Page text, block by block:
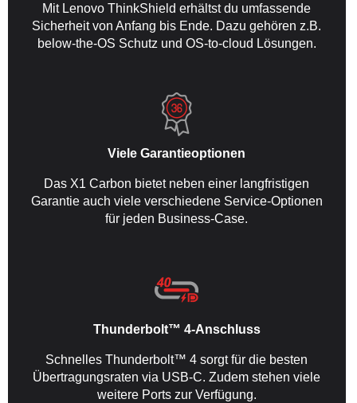
Mit Lenovo ThinkShield erhältst du umfassende
Sicherheit von Anfang bis Ende. Dazu gehören z.B.
below-the-OS Schutz und OS-to-cloud Lösungen.
Viele Garantieoptionen
Das X1 Carbon bietet neben einer langfristigen
Garantie auch viele verschiedene Service-Optionen
für jeden Business-Case.
Thunderbolt™ 4-Anschluss
Schnelles Thunderbolt™ 4 sorgt für die besten
Übertragungsraten via USB-C. Zudem stehen viele
weitere Ports zur Verfügung.